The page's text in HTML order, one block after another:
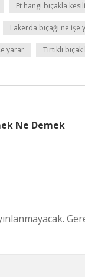
Et hangi bıçakla
Lakerda bıçağı ne işe
yarar Tırtıklı
Ne Demek